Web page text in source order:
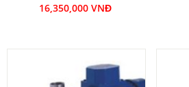
16,350,000 VNĐ